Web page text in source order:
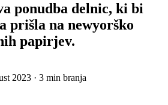
ponudba delnic, ki bi
prišla na newyorško
papirjev.
2023 · 3 min branja